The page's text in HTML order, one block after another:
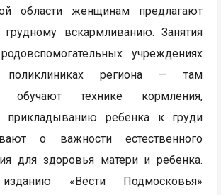
области женщинам предлагают
вскармливанию. Занятия
учреждениях
региона — там
обучают технике кормления,
прикладыванию ребенка к груди
о важности естественного
для здоровья матери и ребенка.
«Вести Подмосковья»